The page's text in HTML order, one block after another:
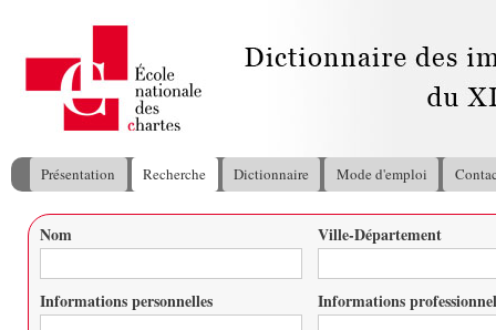
Menu principal
Présentation Recherche Dictionnaire Mode d'emploi
Vous êtes ici
Nom Ville-Département
Informations personnelles Informations